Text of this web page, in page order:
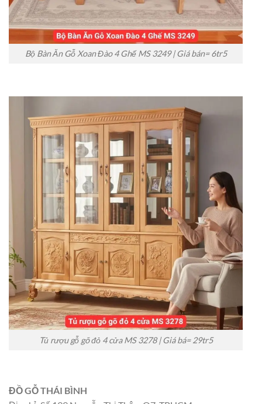
Bộ Bàn Ăn Gỗ Xoan Đào 4 Ghế MS 3249 | Giá bán= 6tr5
Tủ rượu gỗ gõ đỏ 4 cửa MS 3278 | Giá bá= 29tr5
ĐỒ GỖ THÁI BÌNH